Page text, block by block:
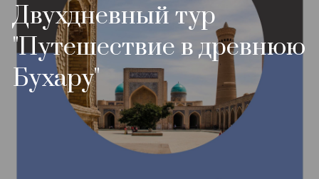
Двухдневный тур
"Путешествие в древнюю
Бухару"